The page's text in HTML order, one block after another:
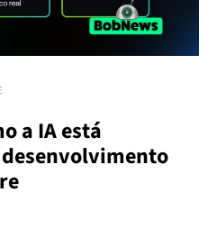
ARTIFICIAL
disperso
um dos maiores
das empresas